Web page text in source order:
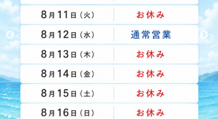
< >